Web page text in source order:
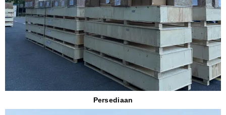
Persediaan